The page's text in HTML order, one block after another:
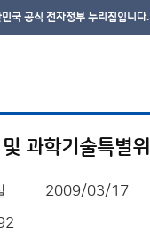
국 공식 전자정부 누리집입니다.
2009/03/17